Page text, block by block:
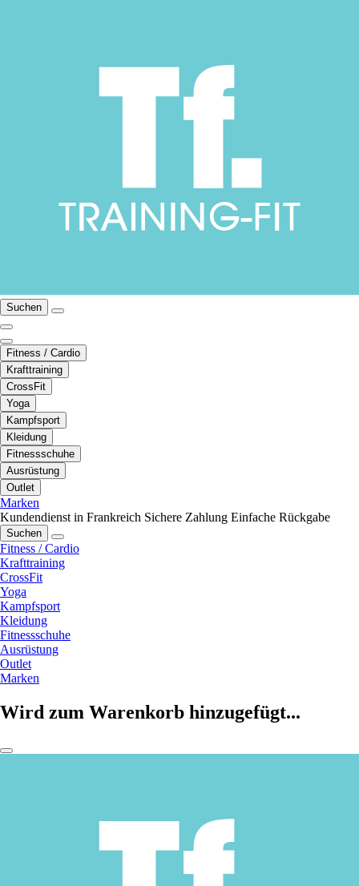
Suchen
Fitness / Cardio
Krafttraining
CrossFit
Yoga
Kampfsport
Kleidung
Fitnessschuhe
Ausrüstung
Outlet
Marken
Kundendienst in Frankreich Sichere Zahlung Einfache Rückgabe
Suchen
Fitness / Cardio
Krafttraining
CrossFit
Yoga
Kampfsport
Kleidung
Fitnessschuhe
Ausrüstung
Outlet
Marken
Wird zum Warenkorb hinzugefügt...